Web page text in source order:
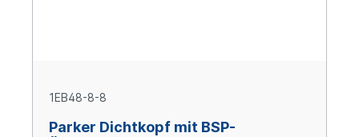
1EB48-8-8
Parker Dichtkopf mit BSP-